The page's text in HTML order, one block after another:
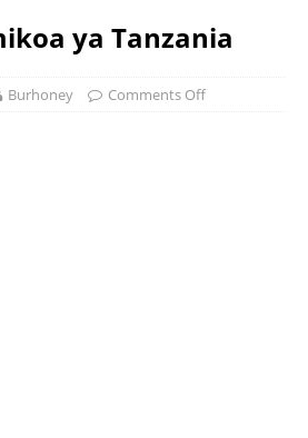
ya Tanzania
Burhoney Comments Off